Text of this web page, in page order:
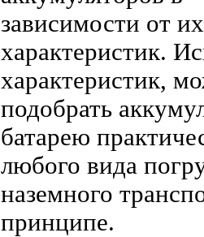
зависимости от их
характеристик.
характеристик,
подобрать
батарею
любого вида
наземного
принципе.